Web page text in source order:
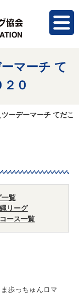
マーチ て
０
ーデーマーチ てだこ
一覧
リーグ
ース一覧
歩っちゅんロマ